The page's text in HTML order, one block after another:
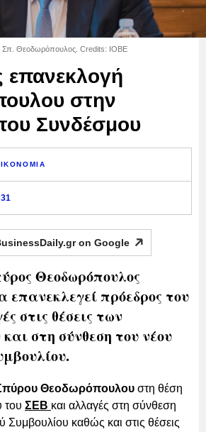
Θεοδωρόπουλος. Credits: ΙΟΒΕ
στην
Συνδέσμου
on Google
Θεοδωρόπουλος
επανεκλεγεί πρόεδρος του
στις θέσεις των
στη σύνθεση του νέου
Θεοδωρόπουλου στη θέση
του ΣΕΒ και αλλαγές στη σύνθεση
Συμβουλίου καθώς και στις θέσεις